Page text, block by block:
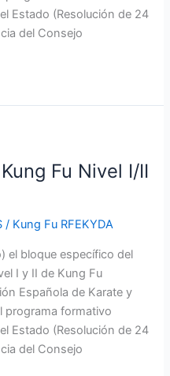
Estado (Resolución de 24
del Consejo
Fu Nivel I/II
/ Kung Fu RFEKYDA
el bloque específico del
I y II de Kung Fu
Española de Karate y
programa formativo
Estado (Resolución de 24
del Consejo